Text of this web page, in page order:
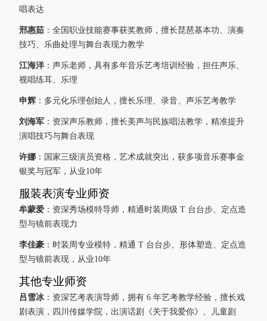
唱表达
邢惠茹 ：全国职业技能赛事获奖教师，擅长琵琶基本功、演奏
技巧、乐曲处理与舞台表现力教学
江海洋 ：声乐老师，具有多年音乐艺考培训经验，担任声乐、
视唱练耳、乐理
申辉 ：多元化乐理创始人，擅长乐理、录音、声乐艺考教学
刘海军 ：资深声乐教师，擅长美声与民族唱法教学，精准提升
演唱技巧与舞台表现
许娜 ：国家三级演员资格，艺术成就突出，获多项音乐赛事金
银奖与冠军，从业10年
服装表演专业师资
牟蒙爱 ：资深秀场模特导师，精通时装周级 T 台台步、定点造
型与镜前表现力
李佳豪 ：时装周专业模特，精通 T 台台步、形体塑造、定点造
型与镜前表现，从业10年
其他专业师资
吕雪冰 ：资深艺考表演导师，拥有 6 年艺考教学经验，擅长戏
剧表演，四川传媒学院，出演话剧《关于我爱你》、儿童剧